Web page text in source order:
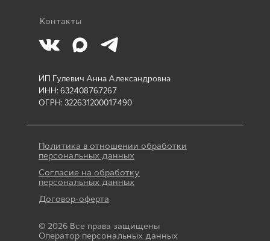
Договор-оферта
Согласие на обработку
персональных данных
Политика в отношении обработки
персональных данных
© 2026 Все права защищены
Оператор персональных данных
ИП Гулевич Анна Александровна
ИНН: 632408767267
ОГРН: 322631200017490
Контакты